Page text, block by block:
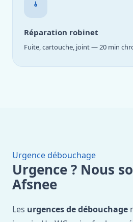
Réparation robinet
Fuite, cartouche, joint — 20 min
Urgence débouchage
Urgence ? Nous
Afsnee
Les urgences de débouchage